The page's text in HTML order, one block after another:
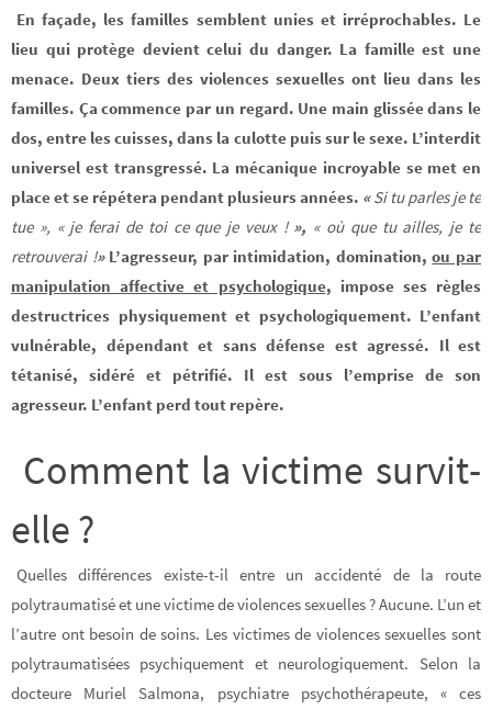
En façade, les familles semblent unies et irréprochables. Le
lieu qui protège devient celui du danger. La famille est une
menace. Deux tiers des violences sexuelles ont lieu dans les
familles. Ça commence par un regard. Une main glissée dans le
dos, entre les cuisses, dans la culotte puis sur le sexe. L’interdit
universel est transgressé. La mécanique incroyable se met en
place et se répétera pendant plusieurs années. «Si tu parles je te
tue », « je ferai de toi ce que je veux ! », « où que tu ailles, je te
retrouverai !» L’agresseur, par intimidation, domination,ou par
manipulation affective et psychologique, impose ses règles
destructrices physiquement et psychologiquement. L’enfant
vulnérable, dépendant et sans défense est agressé. Il est
tétanisé, sidéré et pétrifié. Il est sous l’emprise de son
agresseur. L’enfant perd tout repère.
Comment la victime survit-
elle ?
Quelles différences existe-t-il entre un accidenté de la route
polytraumatisé et une victime de violences sexuelles ? Aucune. L’un et
l’autre ont besoin de soins. Les victimes de violences sexuelles sont
polytraumatisées psychiquement et neurologiquement. Selon la
docteure Muriel Salmona, psychiatre psychothérapeute, « ces